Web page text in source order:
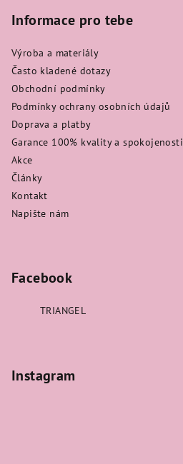
Informace pro tebe
Výroba a materiály
Často kladené dotazy
Obchodní podmínky
Podmínky ochrany osobních údajů
Doprava a platby
Garance 100% kvality a spokojenosti
Akce
Články
Kontakt
Napište nám
Facebook
TRIANGEL
Instagram